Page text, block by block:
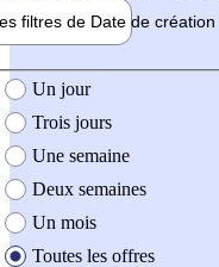
filtres de Date de création
création de l'offre
Un jour
Trois jours
Une semaine
Deux semaines
Un mois
Toutes les offres